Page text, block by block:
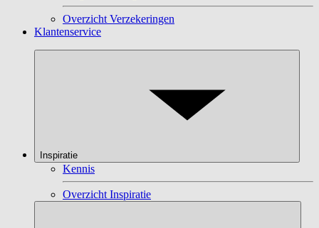
Overzicht Verzekeringen
Klantenservice
Inspiratie
Kennis
Overzicht Inspiratie